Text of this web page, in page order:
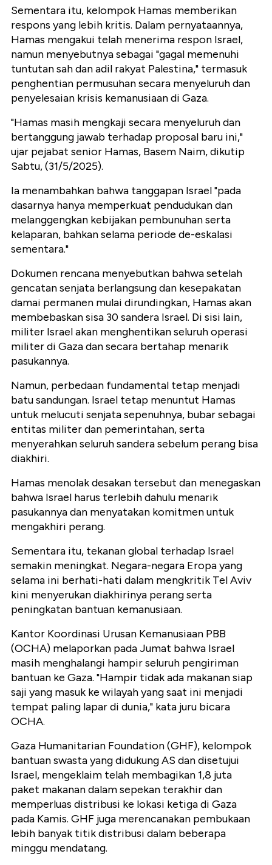
Sementara itu, kelompok Hamas memberikan
respons yang lebih kritis. Dalam pernyataannya,
Hamas mengakui telah menerima respon Israel,
namun menyebutnya sebagai "gagal memenuhi
tuntutan sah dan adil rakyat Palestina," termasuk
penghentian permusuhan secara menyeluruh dan
penyelesaian krisis kemanusiaan di Gaza.
"Hamas masih mengkaji secara menyeluruh dan
bertanggung jawab terhadap proposal baru ini,"
ujar pejabat senior Hamas, Basem Naim, dikutip
Sabtu, (31/5/2025).
Ia menambahkan bahwa tanggapan Israel "pada
dasarnya hanya memperkuat pendudukan dan
melanggengkan kebijakan pembunuhan serta
kelaparan, bahkan selama periode de-eskalasi
sementara."
Dokumen rencana menyebutkan bahwa setelah
gencatan senjata berlangsung dan kesepakatan
damai permanen mulai dirundingkan, Hamas akan
membebaskan sisa 30 sandera Israel. Di sisi lain,
militer Israel akan menghentikan seluruh operasi
militer di Gaza dan secara bertahap menarik
pasukannya.
Namun, perbedaan fundamental tetap menjadi
batu sandungan. Israel tetap menuntut Hamas
untuk melucuti senjata sepenuhnya, bubar sebagai
entitas militer dan pemerintahan, serta
menyerahkan seluruh sandera sebelum perang bisa
diakhiri.
Hamas menolak desakan tersebut dan menegaskan
bahwa Israel harus terlebih dahulu menarik
pasukannya dan menyatakan komitmen untuk
mengakhiri perang.
Sementara itu, tekanan global terhadap Israel
semakin meningkat. Negara-negara Eropa yang
selama ini berhati-hati dalam mengkritik Tel Aviv
kini menyerukan diakhirinya perang serta
peningkatan bantuan kemanusiaan.
Kantor Koordinasi Urusan Kemanusiaan PBB
(OCHA) melaporkan pada Jumat bahwa Israel
masih menghalangi hampir seluruh pengiriman
bantuan ke Gaza. "Hampir tidak ada makanan siap
saji yang masuk ke wilayah yang saat ini menjadi
tempat paling lapar di dunia," kata juru bicara
OCHA.
Gaza Humanitarian Foundation (GHF), kelompok
bantuan swasta yang didukung AS dan disetujui
Israel, mengeklaim telah membagikan 1,8 juta
paket makanan dalam sepekan terakhir dan
memperluas distribusi ke lokasi ketiga di Gaza
pada Kamis. GHF juga merencanakan pembukaan
lebih banyak titik distribusi dalam beberapa
minggu mendatang.